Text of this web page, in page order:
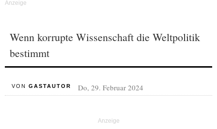
Wenn korrupte Wissenschaft die Weltpolitik
bestimmt
VON GASTAUTOR Do, 29. Februar 2024